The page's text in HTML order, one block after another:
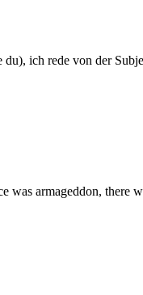
ich rede von der
was armageddon, there